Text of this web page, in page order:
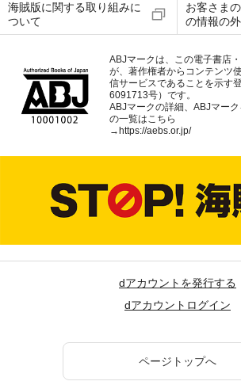
海賊版に関する取り組みに
ついて
お客さま
の情報の
ABJマークは、この電子書店
が、著作権者からコンテンツ
信サービスであることを示す
6091713号）です。
ABJマークの詳細、ABJマー
の一覧はこちら
→ https://aebs.or.jp/
dアカウントを発行する
dアカウントログイン
ページトップへ